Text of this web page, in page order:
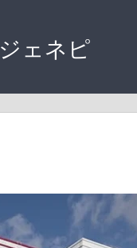
ジェネピ